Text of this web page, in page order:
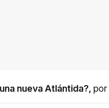
nueva Atlántida?, por